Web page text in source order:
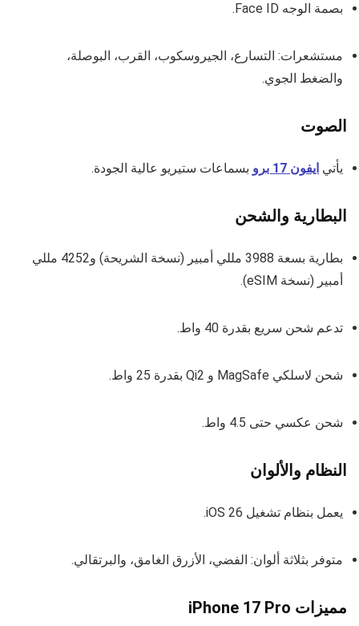
بصمة الوجه Face ID.
مستشعرات: التسارع، الجيروسكوب، القرب، البوصلة،
والضغط الجوي.
الصوت
يأتي ايفون 17 برو بسماعات ستيريو عالية الجودة.
البطارية والشحن
بطارية بسعة 3988 مللي أمبير (نسخة الشريحة) و4252 مللي
أمبير (نسخة eSIM).
تدعم شحن سريع بقدرة 40 واط.
شحن لاسلكي MagSafe و Qi2 بقدرة 25 واط.
شحن عكسي حتى 4.5 واط.
النظام والألوان
يعمل بنظام تشغيل iOS 26.
متوفر بثلاثة ألوان: الفضي، الأزرق الغامق، والبرتقالي.
مميزات iPhone 17 Pro